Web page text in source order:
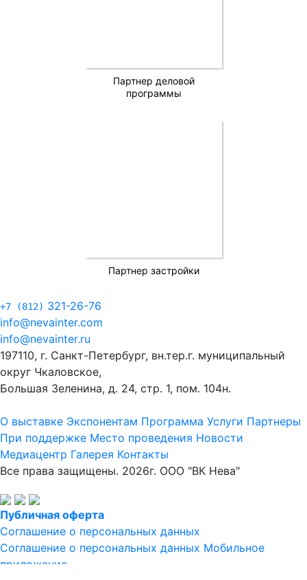
Партнер деловой
программы
Партнер застройки
+7 (812) 321-26-76
info@nevainter.com
info@nevainter.ru
197110, г. Санкт-Петербург, вн.тер.г. муниципальный
округ Чкаловское,
Большая Зеленина, д. 24, стр. 1, пом. 104н.
О выставке Экспонентам Программа Услуги Партнеры
При поддержке Место проведения Новости
Медиацентр Галерея Контакты
Все права защищены. 2026г. ООО "ВК Нева"
Публичная оферта
Соглашение о персональных данных
Соглашение о персональных данных Мобильное
приложение